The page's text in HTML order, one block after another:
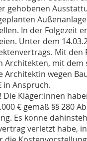
gehobenen
In der Folgezeit
Unter dem
Mit
Architekten, mit dem
Architektin wegen
in Anspruch.
Die Kläger:innen
€ gemäß §§ 280
Es könne
verletzt habe,